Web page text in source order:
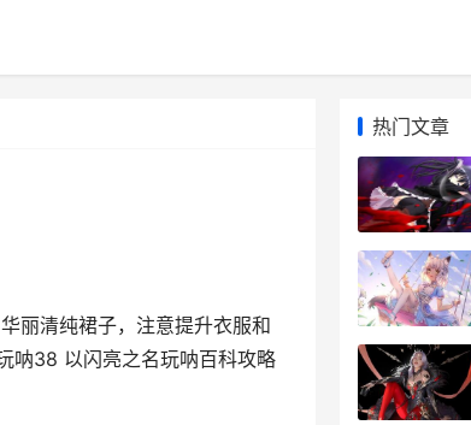
丽清纯裙子，注意提升衣服和
呐38 以闪亮之名玩呐百科攻略
热门文章